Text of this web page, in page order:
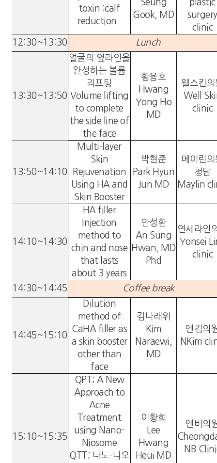
toxin :calf
reduction
Seung
Gook, MD
plastic
surgery
clinic
12:30~13:30
Lunch
13:30~13:50
얼굴의 옆라인을
완성하는 볼륨
리프팅
Volume lifting
to complete
the side line of
the face
황용호
Hwang
Yong Ho
MD
웰스킨의
Well
clinic
13:50~14:10
Multi-layer
Skin
Rejuvenation
Using HA and
Skin Booster
박현준
Park Hyun
Jun MD
메이린의
청담
Maylin
14:10~14:30
HA filler
Injection
method to
chin and nose
that lasts
about 3 years
안성환
An Sung
Hwan, MD
Phd
연세라인
Yonsei
clinic
14:30~14:45 Coffee break
14:45~15:10
Dilution
method of
CaHA filler as
a skin booster
other than
face
김나래위
Kim
Naraewi,
MD
엔킴의
NKim
15:10~15:35
QPT; A New
Approach to
Acne
Treatment
using Nano-
Niosome
QTT; 나노-니오
이황희
Lee
Hwang
Heui MD
엔비의
NB